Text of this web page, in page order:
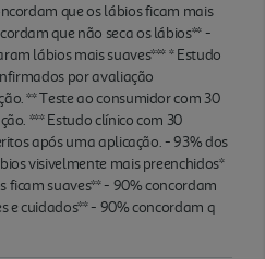
que os lábios ficam mais
que não seca os lábios** -
lábios mais suaves*** * Estudo
por avaliação
** Teste ao consumidor com 30
*** Estudo clínico com 30
após uma aplicação. - 93% dos
visivelmente mais preenchidos*
ficam suaves** - 90% concordam
e cuidados** - 90% concordam q